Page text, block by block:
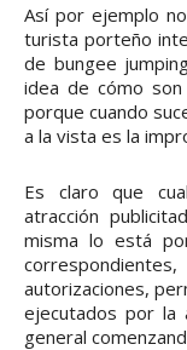
Así por ejemplo
turista porteño
de bungee
idea de cómo
porque cuando
a la vista es la
Es claro que
atracción
misma lo está
autorizaciones,
ejecutados por la
general